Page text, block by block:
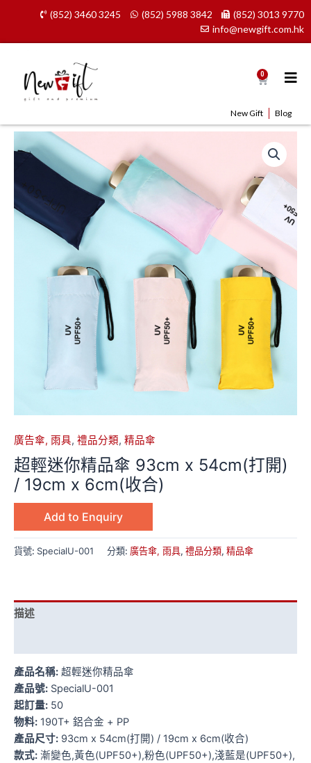
content
(852) 3460 3245 (852) 5988 3842
(852) 3013 9770
info@newgift.com.hk
0 Cart
New Gift Blog
廣告傘, 雨具, 禮品分類, 精品傘
超輕迷你精品傘 93cm x 54cm(打開)
/ 19cm x 6cm(收合)
Add to Enquiry
貨號: SpecialU-001 分類: 廣告傘, 雨具, 禮品分類, 精品傘
描述
產品名稱: 超輕迷你精品傘
產品號: SpecialU-001
起訂量: 50
物料: 190T+ 鋁合金 + PP
產品尺寸: 93cm x 54cm(打開) / 19cm x 6cm(收合)
款式: 漸變色,黃色(UPF50+),粉色(UPF50+),淺藍是(UPF50+),